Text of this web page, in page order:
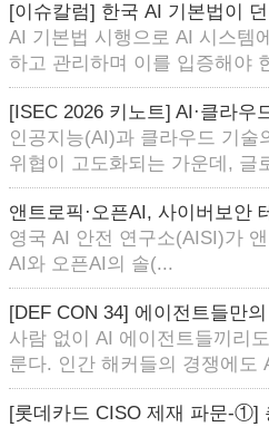
[이슈칼럼] 한국 AI 기본법이
AI 기본법 시행으로 AI 시스템
하고 관리하며 이를 입증해야
[ISEC 2026 키노트] AI·클라우
인공지능(AI)과 클라우드 기술
위협이 고도화되는 가운데, 글
앤트로픽·오픈AI, 사이버보안
영국 AI 안전 연구소(AISI)가
AI와 오픈AI의 솔(...
[DEF CON 34] 에이전트들만
사람 없이 AI 에이전트들끼리
룬다. 인간 해커들의 경쟁에도
[롯데카드 CISO 제재 파문-①]